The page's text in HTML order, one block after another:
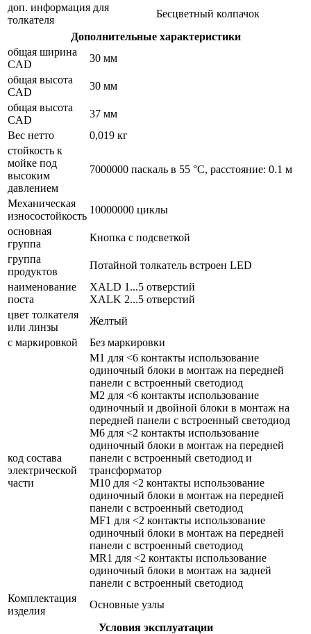
доп. информация для
толкателя
Бесцветный колпачок
Дополнительные характеристики
общая ширина
CAD
30 мм
общая высота
CAD
30 мм
общая высота
CAD
37 мм
Вес нетто
0,019 кг
стойкость к
мойке под
высоким
давлением
7000000 паскаль в 55 °C, расстояние: 0.1 м
Механическая
износостойкость
10000000 циклы
основная
группа
Кнопка с подсветкой
группа
продуктов
Потайной толкатель встроен LED
наименование
поста
XALD 1...5 отверстий
XALK 2...5 отверстий
цвет толкателя
или линзы
Желтый
с маркировкой
Без маркировки
код состава
электрической
части
M1 для <6 контакты использование
одиночный блоки в монтаж на передней
панели с встроенный светодиод
M2 для <6 контакты использование
одиночный и двойной блоки в монтаж на
передней панели с встроенный светодиод
M6 для <2 контакты использование
одиночный блоки в монтаж на передней
панели с встроенный светодиод и
трансформатор
M10 для <2 контакты использование
одиночный блоки в монтаж на передней
панели с встроенный светодиод
MF1 для <2 контакты использование
одиночный блоки в монтаж на передней
панели с встроенный светодиод
MR1 для <2 контакты использование
одиночный блоки в монтаж на задней
панели с встроенный светодиод
Комплектация
изделия
Основные узлы
Условия эксплуатации